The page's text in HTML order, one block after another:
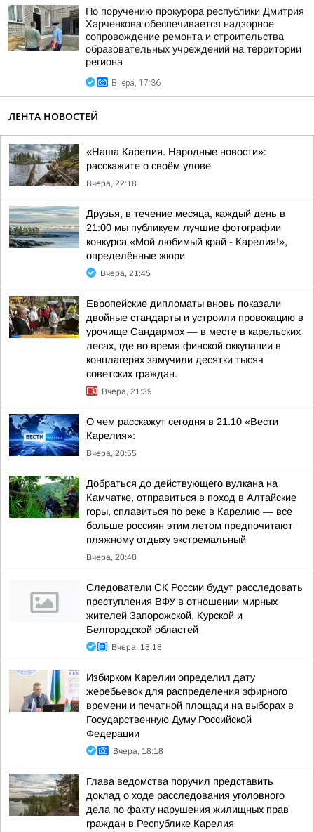
По поручению прокурора республики Дмитрия
Харченкова обеспечивается надзорное
сопровождение ремонта и строительства
образовательных учреждений на территории
региона
Вчера, 17:36
ЛЕНТА НОВОСТЕЙ
«Наша Карелия. Народные новости»:
расскажите о своём улове
Вчера, 22:18
Друзья, в течение месяца, каждый день в
21:00 мы публикуем лучшие фотографии
конкурса «Мой любимый край - Карелия!»,
определённые жюри
Вчера, 21:45
Европейские дипломаты вновь показали
двойные стандарты и устроили провокацию в
урочище Сандармох — в месте в карельских
лесах, где во время финской оккупации в
концлагерях замучили десятки тысяч
советских граждан.
Вчера, 21:39
О чем расскажут сегодня в 21.10 «Вести
Карелия»:
Вчера, 20:55
Добраться до действующего вулкана на
Камчатке, отправиться в поход в Алтайские
горы, сплавиться по реке в Карелию — все
больше россиян этим летом предпочитают
пляжному отдыху экстремальный
Вчера, 20:48
Следователи СК России будут расследовать
преступления ВФУ в отношении мирных
жителей Запорожской, Курской и
Белгородской областей
Вчера, 18:18
Избирком Карелии определил дату
жеребьевок для распределения эфирного
времени и печатной площади на выборах в
Государственную Думу Российской
Федерации
Вчера, 18:18
Глава ведомства поручил представить
доклад о ходе расследования уголовного
дела по факту нарушения жилищных прав
граждан в Республике Карелия